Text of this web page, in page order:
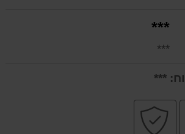
***
***
***
שירות
מקצועי